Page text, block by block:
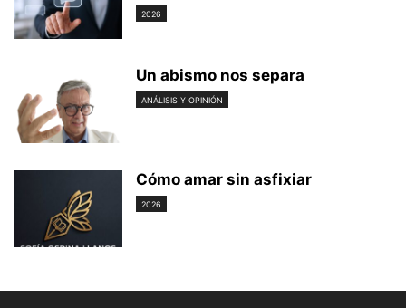
2026
Un abismo nos separa
ANÁLISIS Y OPINIÓN
Cómo amar sin asfixiar
2026